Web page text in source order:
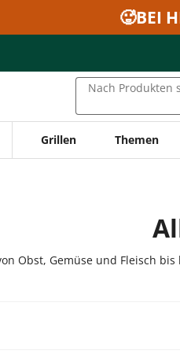
🥵BEI
Nach Produkten
Grillen Themen
Obst, Gemüse und Fleisch